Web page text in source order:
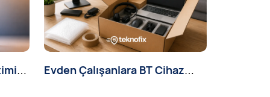
Evden Çalışanlara BT Cihaz